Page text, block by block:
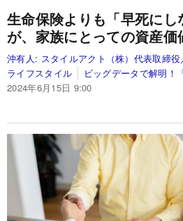
生命保険よりも「早死にし
が、家族にとっての資産
沖有人: スタイルアクト（株）代表取締
ライフスタイル
ビッグデータで解明！
2024年6月15日 9:00